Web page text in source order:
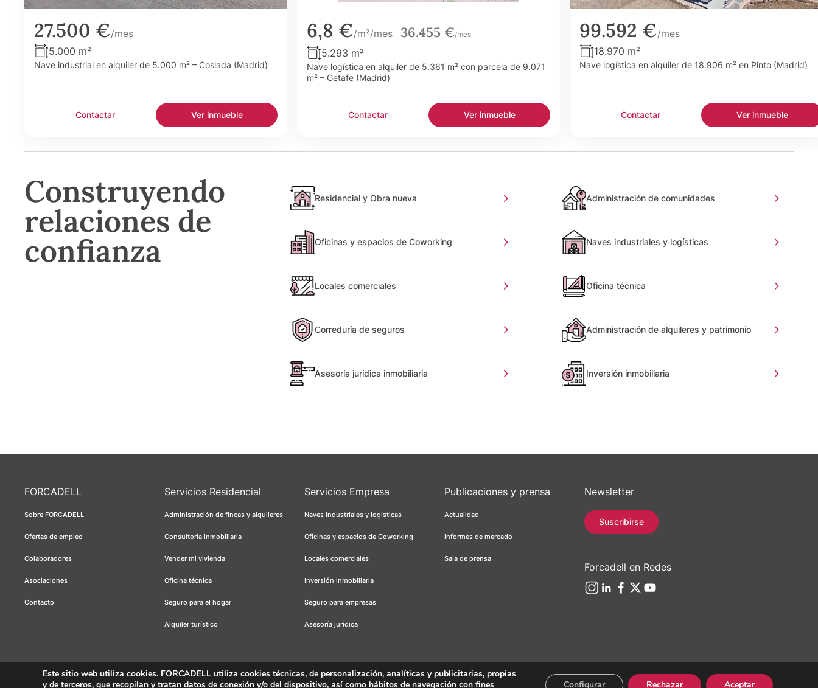
27.500 €/mes
5.000 m²
Nave industrial en alquiler de 5.000 m² – Coslada (Madrid)
Contactar Ver inmueble
6,8 €/m²/mes 36.455 €/mes
5.293 m²
Nave logística en alquiler de 5.361 m² con parcela de 9.071
m² – Getafe (Madrid)
Contactar Ver inmueble
99.592 €/mes
18.970 m²
Nave logística en alquiler de 18.906 m² en Pinto (Madrid)
Contactar Ver inmueble
Construyendo
relaciones de
confianza
Residencial y Obra nueva Administración de comunidades
Oficinas y espacios de Coworking Naves industriales y logísticas
Locales comerciales Oficina técnica
Correduría de seguros Administración de alquileres y patrimonio
Asesoría jurídica inmobiliaria Inversión inmobiliaria
FORCADELL
Sobre FORCADELL
Ofertas de empleo
Colaboradores
Asociaciones
Contacto
Servicios Residencial
Administración de fincas y alquileres
Consultoría inmobiliaria
Vender mi vivienda
Oficina técnica
Seguro para el hogar
Alquiler turístico
Servicios Empresa
Naves industriales y logísticas
Oficinas y espacios de Coworking
Locales comerciales
Inversión inmobiliaria
Seguro para empresas
Asesoría jurídica
Publicaciones y prensa
Actualidad
Informes de mercado
Sala de prensa
Newsletter
Suscribirse
Forcadell en Redes
Forcadell 2026 Aviso legal Política de privacidad Política de cookies Canal ético FORCADELL-AICAT 163 - Pl. Universitat, 3 - 08007 Barcelona / 934 965 400 Web: Evicron
Este sitio web utiliza cookies. FORCADELL utiliza cookies técnicas, de personalización, analíticas y publicitarias, propias
y de terceros, que recopilan y tratan datos de conexión y/o del dispositivo, así como hábitos de navegación con fines
Aceptar
Rechazar
Configurar